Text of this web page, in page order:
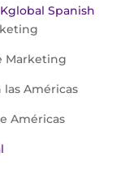
Spanish
Marketing
Américas
Américas